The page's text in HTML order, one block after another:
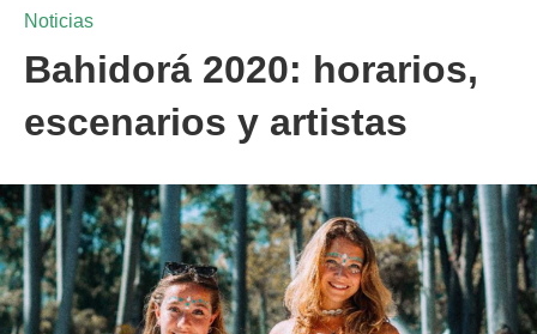
Noticias
Bahidorá 2020: horarios,
escenarios y artistas